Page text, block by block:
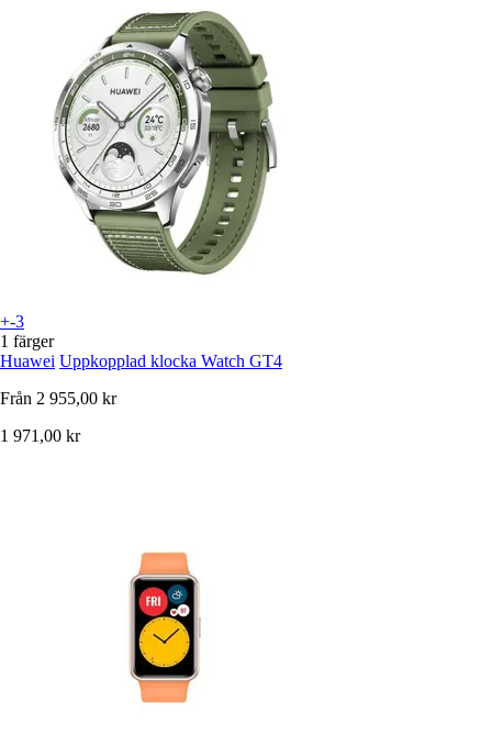
+-3
1 färger
Huawei Uppkopplad klocka Watch GT4
Från 2 955,00 kr
1 971,00 kr